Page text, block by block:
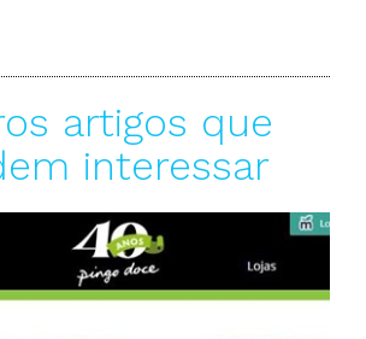
artigos que
interessar